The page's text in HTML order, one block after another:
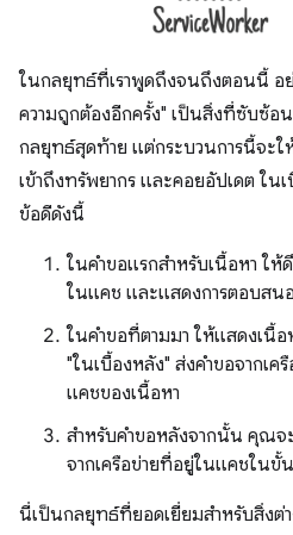
ในกลยุทธ์ที่เราพูดถึงจนถึงตอนนี้ อ
ความถูกต้องอีกครั้ง" เป็นสิ่งที่ซับซ้อ
กลยุทธ์สุดท้าย แต่กระบวนการนี้จะใ
เข้าถึงทรัพยากร และคอยอัปเดต ใ
ข้อดีดังนี้
ในคำขอแรกสำหรับเนื้อหา ให้
ในแคช และแสดงการตอบสนอ
ในคำขอที่ตามมา ให้แสดงเนื้
"ในเบื้องหลัง" ส่งคำขอจากเค
แคชของเนื้อหา
สำหรับคำขอหลังจากนั้น คุณจ
จากเครือข่ายที่อยู่ในแคชใน
นี่เป็นกลยุทธ์ที่ยอดเยี่ยมสำหรับสิ่งต่